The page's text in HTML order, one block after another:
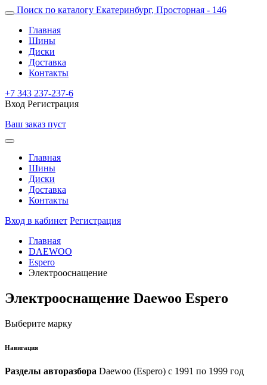
Поиск по каталогу Екатеринбург, Просторная - 146
Главная
Шины
Диски
Доставка
Контакты
+7 343 237-237-6
Вход Регистрация
Ваш заказ пуст
Главная
Шины
Диски
Доставка
Контакты
Вход в кабинет Регистрация
Главная
DAEWOO
Espero
Электрооснащение
Электрооснащение Daewoo Espero
Выберите марку
Навигация
Разделы авторазбора Daewoo (Espero) с 1991 по 1999 год